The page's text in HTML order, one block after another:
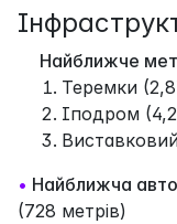
Найближче
Теремки
Іподром
• Найближча
(728 метрів)